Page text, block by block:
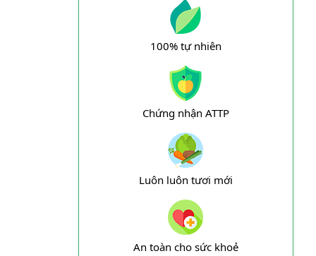
100% tự nhiên
Chứng nhận ATTP
Luôn luôn tươi mới
An toàn cho sức khoẻ